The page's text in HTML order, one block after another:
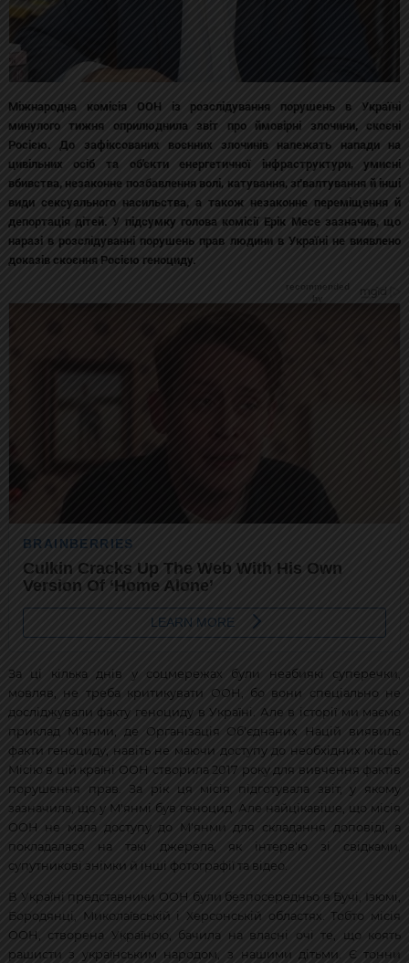
Міжнародна комісія ООН із розслідування порушень в Україні
минулого тижня оприлюднила звіт про ймовірні злочини, скоєні
Росією. До зафіксованих воєнних злочинів належать напади на
цивільних осіб та об'єкти енергетичної інфраструктури, умисні
вбивства, незаконне позбавлення волі, катування, зґвалтування й інші
види сексуального насильства, а також незаконне переміщення й
депортація дітей. У підсумку голова комісії Ерік Месе зазначив, що
наразі в розслідуванні порушень прав людини в Україні не виявлено
доказів скоєння Росією геноциду.
За ці кілька днів у соцмережах були неабиякі суперечки,
мовляв, не треба критикувати ООН, бо вони спеціально не
досліджували факту геноциду в Україні. Але в історії ми маємо
приклад М'янми, де Організація Об'єднаних Націй виявила
факти геноциду, навіть не маючи доступу до необхідних місць.
Місію в цій країні ООН створила 2017 року для вивчення фактів
порушення прав. За рік ця місія підготувала звіт, у якому
зазначила, що у М'янмі був геноцид. Але найцікавіше, що місія
ООН не мала доступу до М'янми для складання доповіді, а
покладалася на такі джерела, як інтерв'ю зі свідками,
супутникові знімки й інші фотографії та відео.
В Україні представники ООН були безпосередньо в Бучі, Ізюмі,
Бородянці, Миколаївській і Херсонській областях. Тобто місія
ООН, створена Україною, бачила на власні очі те, що коять
рашисти з українським народом, з нашими дітьми. Є тонни